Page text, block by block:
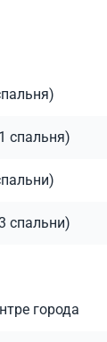
спальня)
спальни)
города